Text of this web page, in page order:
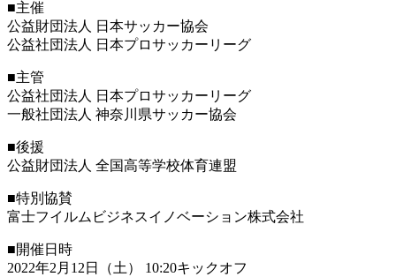
■主催
公益財団法人 日本サッカー協会
公益社団法人 日本プロサッカーリーグ
■主管
公益社団法人 日本プロサッカーリーグ
一般社団法人 神奈川県サッカー協会
■後援
公益財団法人 全国高等学校体育連盟
■特別協賛
富士フイルムビジネスイノベーション株式会社
■開催日時
2022年2月12日（土） 10:20キックオフ